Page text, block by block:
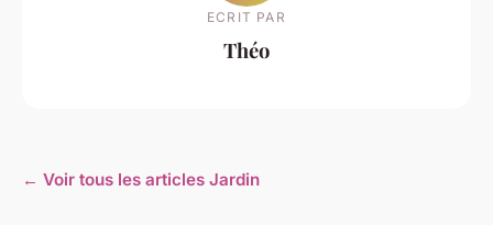
ECRIT PAR
Théo
← Voir tous les articles Jardin